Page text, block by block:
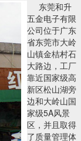
东莞和升
五金电子有限
公司位于广东
省东莞市大岭
山镇金桔村石
大路边，工厂
靠近国家级高
新区松山湖旁
边和大岭山国
家级5A风景
区，并且取得
了质量管理体